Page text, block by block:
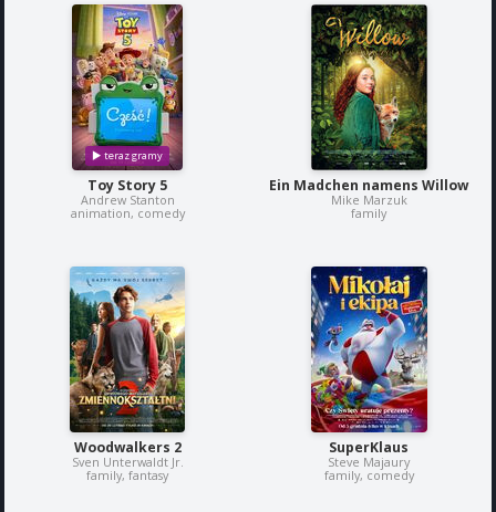
Toy Story 5
Andrew Stanton
animation, comedy
Ein Madchen namens Willow
Mike Marzuk
family
Woodwalkers 2
Sven Unterwaldt Jr.
family, fantasy
SuperKlaus
Steve Majaury
family, comedy